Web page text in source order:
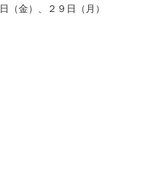
（金）、２９日（月）